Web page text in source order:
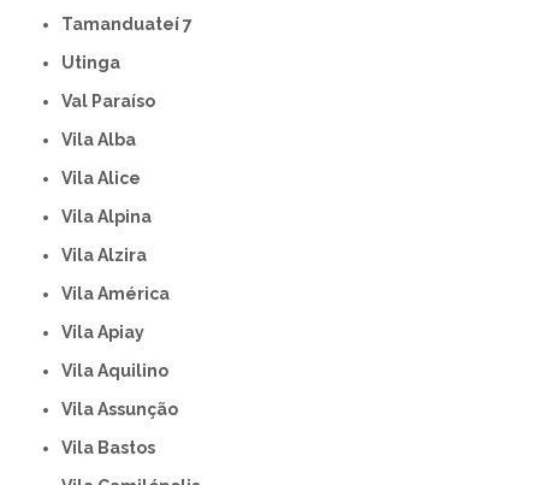
Tamanduateí 7
Utinga
Val Paraíso
Vila Alba
Vila Alice
Vila Alpina
Vila Alzira
Vila América
Vila Apiay
Vila Aquilino
Vila Assunção
Vila Bastos